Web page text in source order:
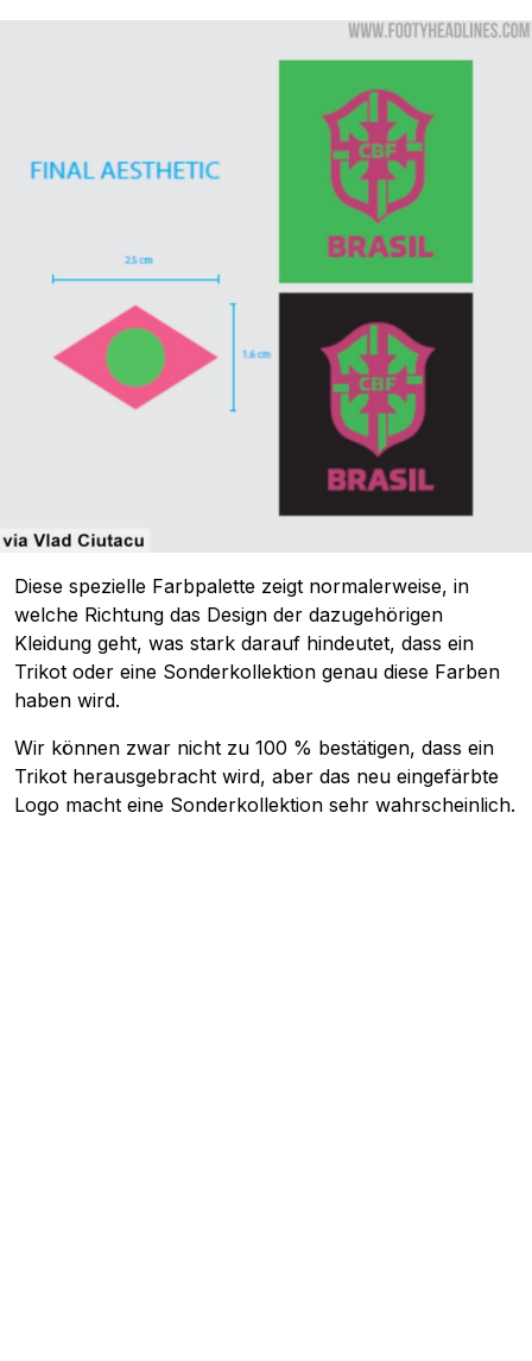
Diese spezielle Farbpalette zeigt normalerweise, in
welche Richtung das Design der dazugehörigen
Kleidung geht, was stark darauf hindeutet, dass ein
Trikot oder eine Sonderkollektion genau diese Farben
haben wird.
Wir können zwar nicht zu 100 % bestätigen, dass ein
Trikot herausgebracht wird, aber das neu eingefärbte
Logo macht eine Sonderkollektion sehr wahrscheinlich.